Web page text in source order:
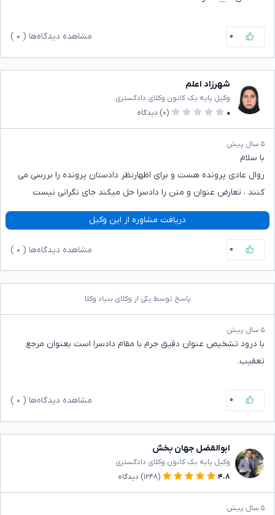
۰ مشاهده دیدگاه‌ها ( ۰
شهرزاد اعلم
وکیل پایه یک کانون وکلای دادگستری
۰
(۰) دیدگاه
۵ سال پیش
با سلام
روال عادی پرونده هست و برای اظهارنظر دادستان پرونده را بررسی می
کنند ، تعارض عنوان و متن را دادسرا حل میکند جای نگرانی نیست
دریافت مشاوره از این وکیل
۰ مشاهده دیدگاه‌ها ( ۰
پاسخ توسط یکی از وکلای بنیاد وکلا
۵ سال پیش
با درود تشخیص عنوان دقیق جرم با مقام دادسرا است بعنوان مرجع
تعقیب.
۰ مشاهده دیدگاه‌ها ( ۰
ابوالفضل جهان بخش
وکیل پایه یک کانون وکلای دادگستری
۴.۸
(۱۲۴۸) دیدگاه
۵ سال پیش